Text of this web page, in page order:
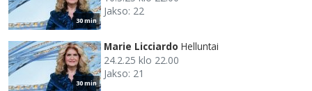
30 min
Jakso: 22
30 min
Marie Licciardo Helluntai
24.2.25 klo 22.00
Jakso: 21